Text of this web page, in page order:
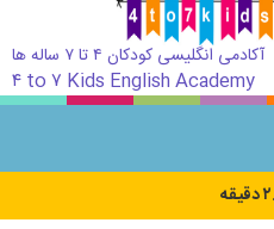
آکادمی انگلیسی کودکان ۴ تا ۷ ساله ها
۴ to ۷ Kids English Academy